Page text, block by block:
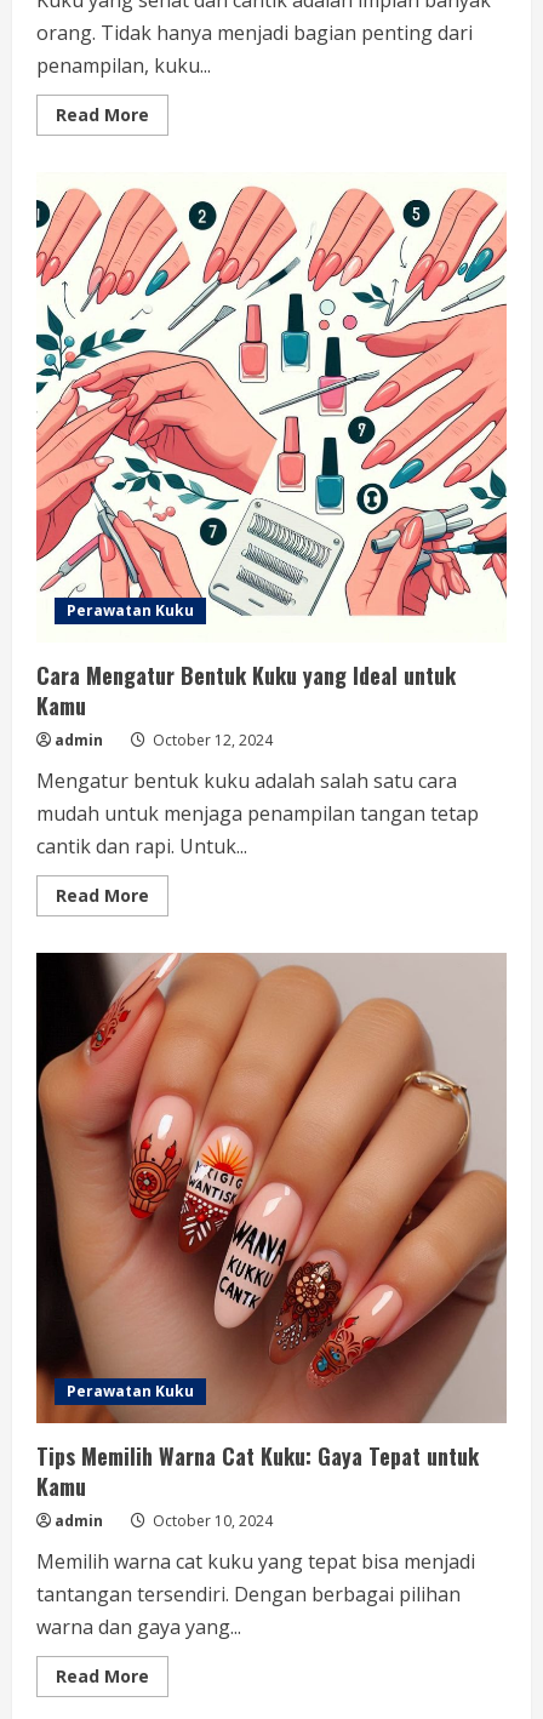
orang. Tidak hanya menjadi bagian penting dari
penampilan, kuku...
Read More
more
Kuku:
Tips
dan
Trik
untuk
Kuku
Sehat
dan
Cantik
Perawatan Kuku
Cara Mengatur Bentuk Kuku yang Ideal untuk
Kamu
admin October 12, 2024
Mengatur bentuk kuku adalah salah satu cara
mudah untuk menjaga penampilan tangan tetap
cantik dan rapi. Untuk...
Read More
more
Mengatur
Bentuk
Kuku
yang
Ideal
untuk
Kamu
Perawatan Kuku
Tips Memilih Warna Cat Kuku: Gaya Tepat untuk
Kamu
admin October 10, 2024
Memilih warna cat kuku yang tepat bisa menjadi
tantangan tersendiri. Dengan berbagai pilihan
warna dan gaya yang...
Read More
more